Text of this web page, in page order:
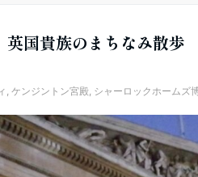
英国貴族のまちなみ散歩
, ケンジントン宮殿, シャーロックホームズ